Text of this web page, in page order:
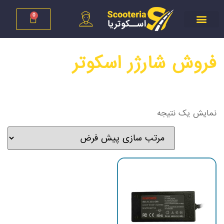
0
فروش شارژر اسکوتر
نمایش یک نتیجه